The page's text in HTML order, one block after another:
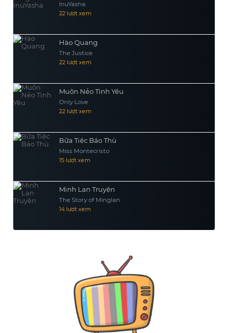
InuYasha
22 lượt xem
Hào Quang
The Justice
22 lượt xem
Muôn Nẻo Tình Yêu
Only Love
22 lượt xem
Bữa Tiệc Báo Thù
Miss Montecristo
15 lượt xem
Minh Lan Truyện
The Story of Minglan
14 lượt xem